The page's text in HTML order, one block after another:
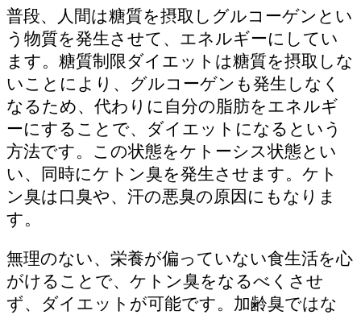
普段、人間は糖質を摂取しグルコーゲンとい
う物質を発生させて、エネルギーにしてい
ます。糖質制限ダイエットは糖質を摂取しな
いことにより、グルコーゲンも発生しなく
なるため、代わりに自分の脂肪をエネルギ
ーにすることで、ダイエットになるという
方法です。この状態をケトーシス状態とい
い、同時にケトン臭を発生させます。ケト
ン臭は口臭や、汗の悪臭の原因にもなりま
す。
無理のない、栄養が偏っていない食生活を心
がけることで、ケトン臭をなるべくさせ
ず、ダイエットが可能です。加齢臭ではな